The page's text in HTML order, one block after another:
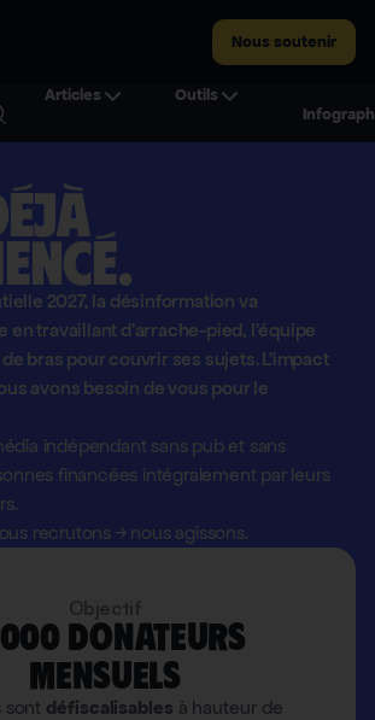
Nous soutenir
Articles
Outils
2027, la désinformation va
en travaillant d'arrache-pied, l'équipe
bras pour couvrir ses sujets. L'impact
avons besoin de vous pour le
indépendant sans pub et sans
financées intégralement par leurs
recrutons →nous agissons.
donateurs
mensuels
sont défiscalisables à hauteur de